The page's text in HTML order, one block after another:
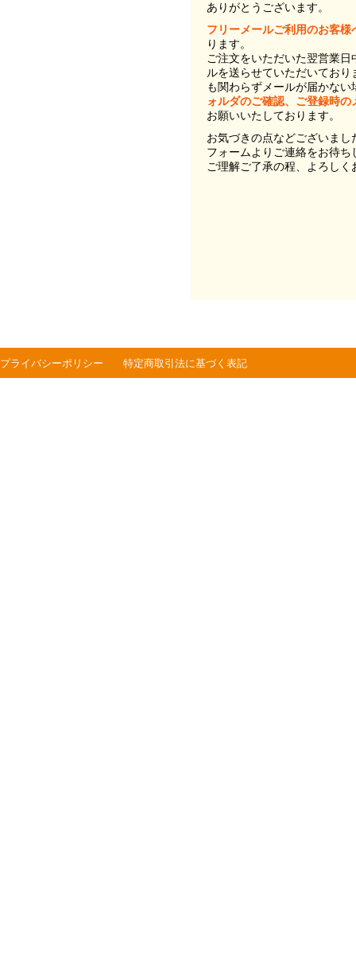
ありがとうございます。
フリーメールご利用のお客様
ります。
ご注文をいただいた翌営業
ルを送らせていただいてお
も関わらずメールが届かない
ォルダのご確認、ご登録時
お願いいたしております。
お気づきの点などございま
フォームよりご連絡をお待ち
ご理解ご了承の程、よろし
プライバシーポリシー 特定商取引法に基づく表記